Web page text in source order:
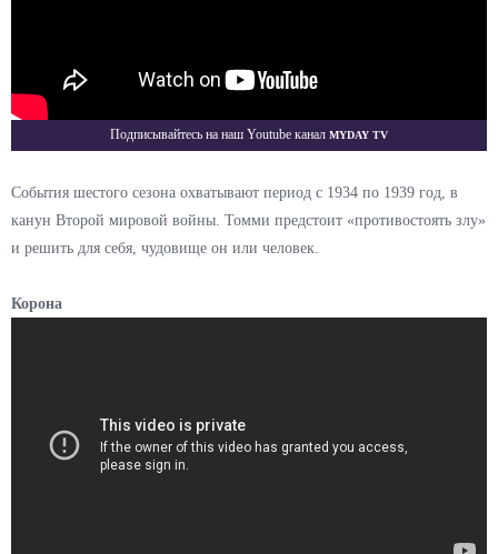
Подписывайтесь на наш Youtube канал Myday TV
События шестого сезона охватывают период с 1934 по 1939 год, в
канун Второй мировой войны. Томми предстоит «противостоять злу»
и решить для себя, чудовище он или человек.
Корона